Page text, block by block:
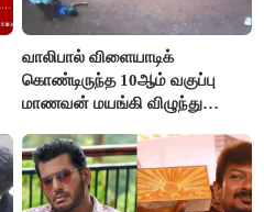
வாலிபால் விளையாடிக்
கொண்டிருந்த 10ஆம் வகுப்பு
மாணவன் மயங்கி விழுந்து